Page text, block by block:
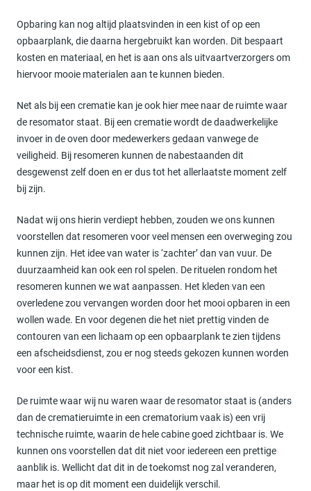
Opbaring kan nog altijd plaatsvinden in een kist of op een
opbaarplank, die daarna hergebruikt kan worden. Dit bespaart
kosten en materiaal, en het is aan ons als uitvaartverzorgers om
hiervoor mooie materialen aan te kunnen bieden.
Net als bij een crematie kan je ook hier mee naar de ruimte waar
de resomator staat. Bij een crematie wordt de daadwerkelijke
invoer in de oven door medewerkers gedaan vanwege de
veiligheid. Bij resomeren kunnen de nabestaanden dit
desgewenst zelf doen en er dus tot het allerlaatste moment zelf
bij zijn.
Nadat wij ons hierin verdiept hebben, zouden we ons kunnen
voorstellen dat resomeren voor veel mensen een overweging zou
kunnen zijn. Het idee van water is ‘zachter’ dan van vuur. De
duurzaamheid kan ook een rol spelen. De rituelen rondom het
resomeren kunnen we wat aanpassen. Het kleden van een
overledene zou vervangen worden door het mooi opbaren in een
wollen wade. En voor degenen die het niet prettig vinden de
contouren van een lichaam op een opbaarplank te zien tijdens
een afscheidsdienst, zou er nog steeds gekozen kunnen worden
voor een kist.
De ruimte waar wij nu waren waar de resomator staat is (anders
dan de crematieruimte in een crematorium vaak is) een vrij
technische ruimte, waarin de hele cabine goed zichtbaar is. We
kunnen ons voorstellen dat dit niet voor iedereen een prettige
aanblik is. Wellicht dat dit in de toekomst nog zal veranderen,
maar het is op dit moment een duidelijk verschil.